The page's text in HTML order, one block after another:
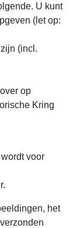
U kunt
(let op:
(incl.
op
Kring
voor
het